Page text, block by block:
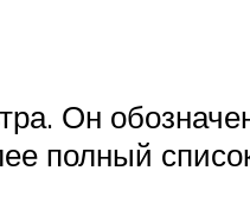
Он
полный